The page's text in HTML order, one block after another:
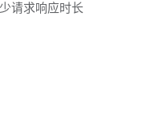
请求响应时长